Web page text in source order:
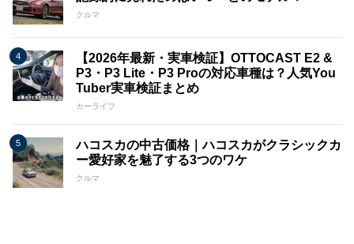
クルマ
【2026年最新・実車検証】OTTOCAST E2 &
P3・P3 Lite・P3 Proの対応車種は？人気You
Tuber実車検証まとめ
カーライフ
ハコスカの中古価格｜ハコスカがクラシックカ
ー愛好家を魅了する3つのワケ
クルマ